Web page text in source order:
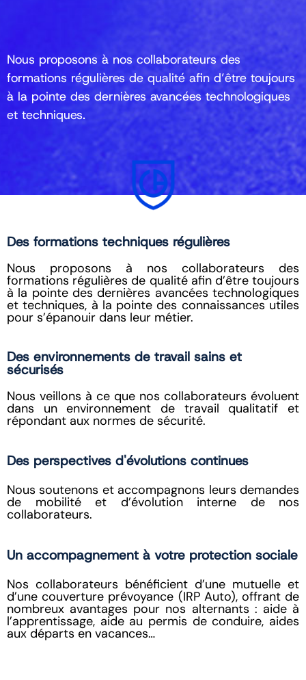
Nous proposons à nos collaborateurs des
formations régulières de qualité afin d’être toujours
à la pointe des dernières avancées technologiques
et techniques.
Des formations techniques régulières
Nous proposons à nos collaborateurs des
formations régulières de qualité afin d’être toujours
à la pointe des dernières avancées technologiques
et techniques, à la pointe des connaissances utiles
pour s’épanouir dans leur métier.
Des environnements de travail sains et
sécurisés
Nous veillons à ce que nos collaborateurs évoluent
dans un environnement de travail qualitatif et
répondant aux normes de sécurité.
Des perspectives d'évolutions continues
Nous soutenons et accompagnons leurs demandes
de mobilité et d’évolution interne de nos
collaborateurs.
Un accompagnement à votre protection sociale
Nos collaborateurs bénéficient d’une mutuelle et
d’une couverture prévoyance (IRP Auto), offrant de
nombreux avantages pour nos alternants : aide à
l’apprentissage, aide au permis de conduire, aides
aux départs en vacances…